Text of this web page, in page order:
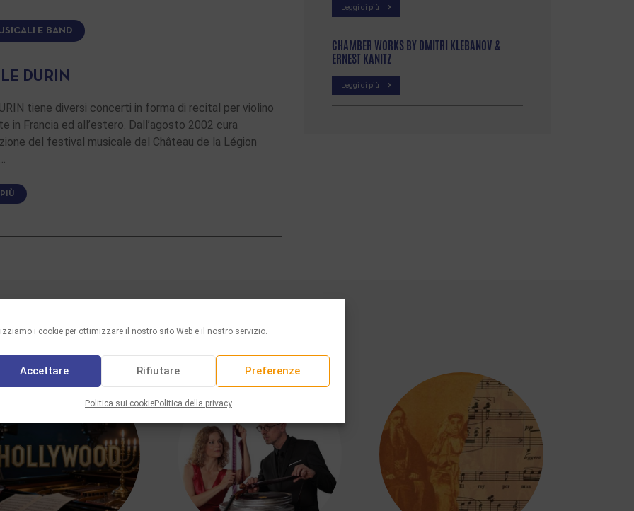
i cookie per ottimizzare il nostro sito Web e il nostro servizio.
Accettare Rifiutare Preferenze
Politica sui cookiePolitica della privacy
E BAND
DURIN
tiene diversi concerti in forma di recital per violino
in Francia ed all’estero. Dall’agosto 2002 cura
del festival musicale del Château de la Légion
Leggi di più
CHAMBER WORKS BY DMITRI KLEBANOV &
ERNEST KANITZ
Leggi di più
VI PIACERÀ ANCHE